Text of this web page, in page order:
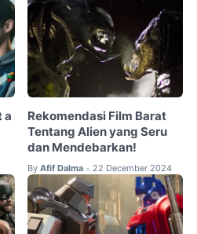
a
Rekomendasi Film Barat
Tentang Alien yang Seru
dan Mendebarkan!
By Afif Dalma • 22 December 2024